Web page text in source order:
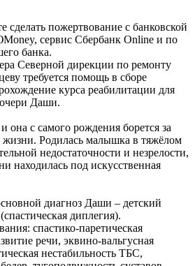
сделать пожертвование с банковской
сервис Сбербанк Online и по
банка.
Северной дирекции по ремонту
требуется помощь в сборе
курса реабилитации для
Даши.
она с самого рождения борется за
Родилась малышка в тяжёлом
недостаточности и незрелости,
находилась под искусственная
диагноз Даши – детский
диплегия).
спастико-паретическая
речи, эквино-вальгусная
нестабильность ТБС,